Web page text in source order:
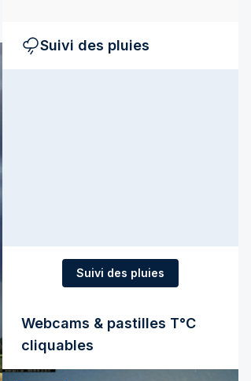
Suivi des pluies
Suivi des pluies
Webcams & pastilles T°C
cliquables